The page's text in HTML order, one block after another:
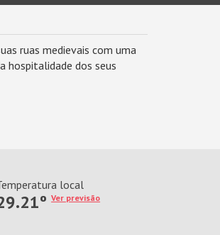
ruas medievais com uma
hospitalidade dos seus
local
Ver previsão